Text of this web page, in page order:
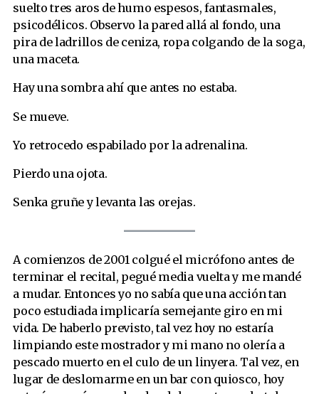
suelto tres aros de humo espesos, fantasmales,
psicodélicos. Observo la pared allá al fondo, una
pira de ladrillos de ceniza, ropa colgando de la soga,
una maceta.
Hay una sombra ahí que antes no estaba.
Se mueve.
Yo retrocedo espabilado por la adrenalina.
Pierdo una ojota.
Senka gruñe y levanta las orejas.
A comienzos de 2001 colgué el micrófono antes de
terminar el recital, pegué media vuelta y me mandé
a mudar. Entonces yo no sabía que una acción tan
poco estudiada implicaría semejante giro en mi
vida. De haberlo previsto, tal vez hoy no estaría
limpiando este mostrador y mi mano no olería a
pescado muerto en el culo de un linyera. Tal vez, en
lugar de deslomarme en un bar con quiosco, hoy